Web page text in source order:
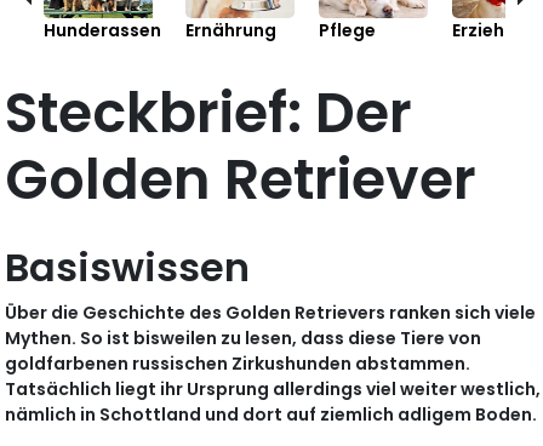
Hunderassen Ernährung Pflege Erziehung
Steckbrief: Der
Golden Retriever
Basiswissen
Über die Geschichte des Golden Retrievers ranken sich viele
Mythen. So ist bisweilen zu lesen, dass diese Tiere von
goldfarbenen russischen Zirkushunden abstammen.
Tatsächlich liegt ihr Ursprung allerdings viel weiter westlich,
nämlich in Schottland und dort auf ziemlich adligem Boden.